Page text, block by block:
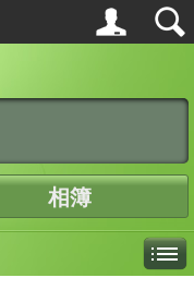
相簿